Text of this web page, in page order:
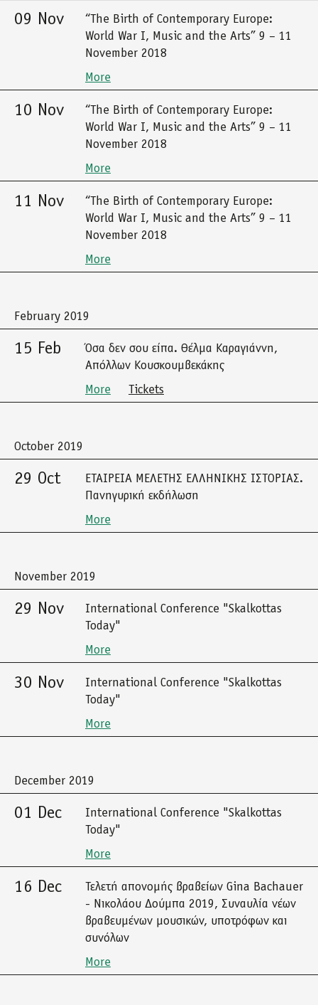
09 Nov
“The Birth of Contemporary Europe:
World War I, Music and the Arts” 9 – 11
November 2018
More
10 Nov
“The Birth of Contemporary Europe:
World War I, Music and the Arts” 9 – 11
November 2018
More
11 Nov
“The Birth of Contemporary Europe:
World War I, Music and the Arts” 9 – 11
November 2018
More
February 2019
15 Feb
Όσα δεν σου είπα. Θέλμα Καραγιάννη,
Απόλλων Κουσκουμβεκάκης
More
Tickets
October 2019
29 Oct
ΕΤΑΙΡΕΙΑ ΜΕΛΕΤΗΣ ΕΛΛΗΝΙΚΗΣ ΙΣΤΟΡΙΑΣ.
Πανηγυρική εκδήλωση
More
November 2019
29 Nov
International Conference "Skalkottas
Today"
More
30 Nov
International Conference "Skalkottas
Today"
More
December 2019
01 Dec
International Conference "Skalkottas
Today"
More
16 Dec
Τελετή απονομής βραβείων Gina Bachauer
- Νικολάου Δούμπα 2019, Συναυλία νέων
βραβευμένων μουσικών, υποτρόφων και
συνόλων
More